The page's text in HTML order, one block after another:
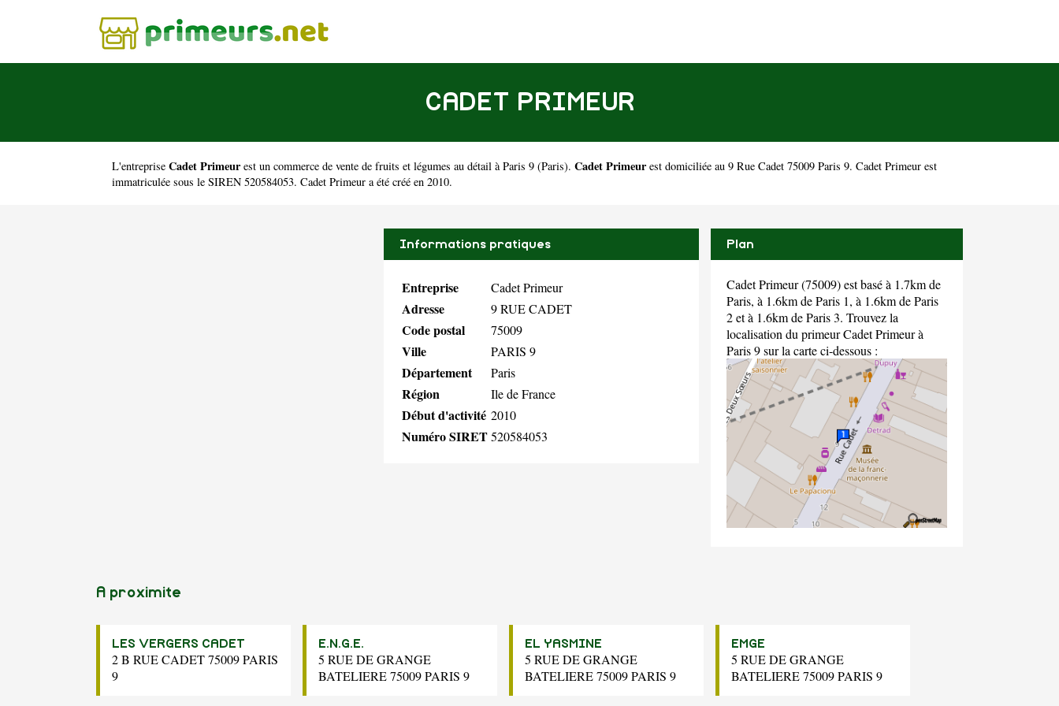
CADET PRIMEUR
L'entreprise Cadet Primeurest un commerce de vente de fruits et légumes au détail à Paris 9 (Paris). Cadet Primeurest domiciliée au 9 Rue Cadet 75009 Paris 9. Cadet Primeur est
immatriculée sous le SIREN 520584053. Cadet Primeur a été créé en 2010.
Informations pratiques
Entreprise Cadet Primeur
Adresse 9 RUE CADET
Code postal 75009
Ville PARIS 9
Département Paris
Région Ile de France
Début d'activité 2010
Numéro SIRET520584053
Plan
Cadet Primeur (75009) est basé à 1.7km de
Paris, à 1.6km de Paris 1, à 1.6km de Paris
2 et à 1.6km de Paris 3. Trouvez la
localisation du primeur Cadet Primeur à
Paris 9 sur la carte ci-dessous :
A proximite
LES VERGERS CADET
2 B RUE CADET 75009 PARIS
9
E.N.G.E.
5 RUE DE GRANGE
BATELIERE 75009 PARIS 9
EL YASMINE
5 RUE DE GRANGE
BATELIERE 75009 PARIS 9
EMGE
5 RUE DE GRANGE
BATELIERE 75009 PARIS 9